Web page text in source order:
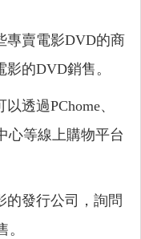
專賣電影DVD的商
的DVD銷售。
透過PChome、
心等線上購物平台
的發行公司，詢問